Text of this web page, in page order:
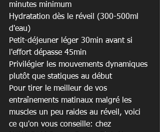
minutes minimum
Hydratation dès le réveil (300-500ml
d'eau)
Petit-déjeuner léger 30min avant si
l'effort dépasse 45min
Privilégier les mouvements dynamiques
plutôt que statiques au début
Pour tirer le meilleur de vos
entraînements matinaux malgré les
muscles un peu raides au réveil, voici
ce qu'on vous conseille: chez